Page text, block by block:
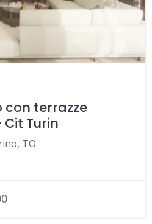
con terrazze
Turin
TO